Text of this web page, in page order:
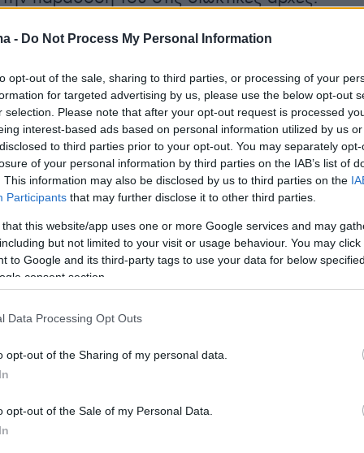
- Do Not Process My Personal Information
opt-out of the sale, sharing to third parties, or processing of your
for targeted advertising by us, please use the below opt-out
selection. Please note that after your opt-out request is processed
interest-based ads based on personal information utilized by us
to third parties prior to your opt-out. You may separately
of your personal information by third parties on the IAB’s list of
This information may also be disclosed by us to third parties on the
Participants that may further disclose it to other third parties.
that this website/app uses one or more Google services and may
but not limited to your visit or usage behaviour. You may
to Google and its third-party tags to use your data for below
consent section.
Data Processing Opt Outs
opt-out of the Sharing of my personal data.
opt-out of the Sale of my Personal Data.
είναι ο πατέρας της Νικολέττας, ο
για τον μαρτυρικό θάνατο της